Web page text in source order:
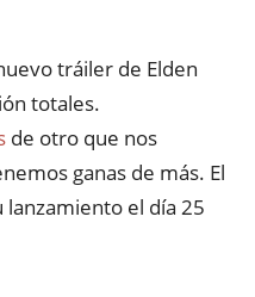
tráiler de Elden
totales.
de otro que nos
ganas de más. El
lanzamiento el día 25